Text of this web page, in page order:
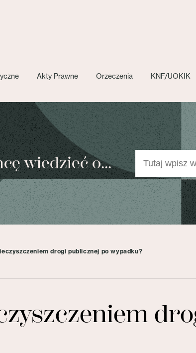
Akty Prawne Orzeczenia KNF/UOKIK
wiedzieć o...
drogi publicznej po wypadku?